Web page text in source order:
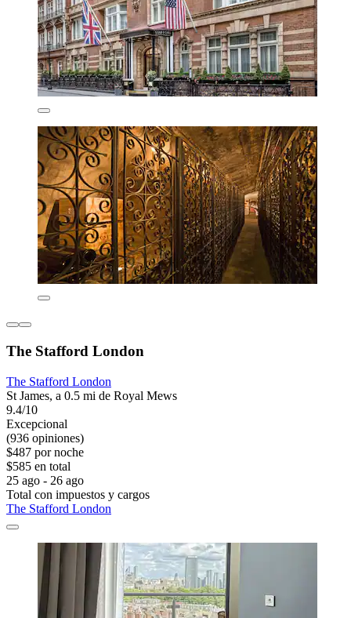
The Stafford London
The Stafford London
St James, a 0.5 mi de Royal Mews
9.4/10
Excepcional
(936 opiniones)
$487 por noche
$585 en total
25 ago - 26 ago
Total con impuestos y cargos
The Stafford London